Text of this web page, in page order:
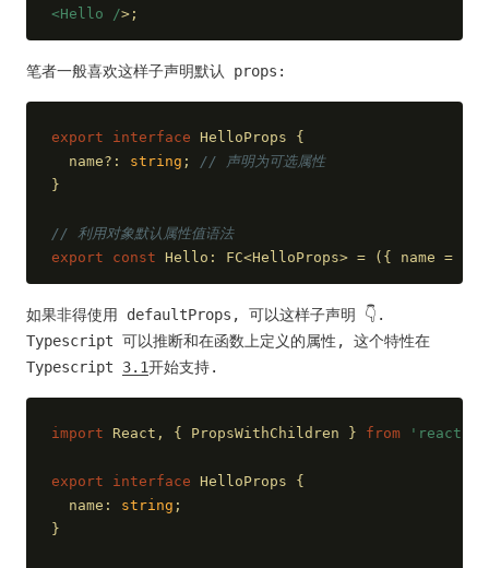
<Hello />;
笔者一般喜欢这样子声明默认 props:
export interface HelloProps {
  name?:
string ; // 声明为可选属性
}
// 利用对象默认属性值语法
export
const Hello: FC<HelloProps> = ( { name =
如果非得使用 defaultProps, 可以这样子声明 👇.
Typescript 可以推断和在函数上定义的属性, 这个特性在
Typescript 3.1开始支持.
import React, { PropsWithChildren } from 'react'
export interface HelloProps {
  name:
string ;
}